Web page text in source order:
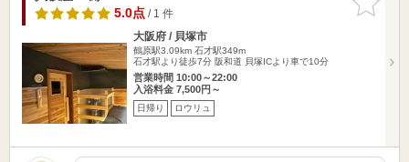
りに追加
5.0点/ 1 件
大阪府 / 貝塚市
鶴原駅3.09km 石才駅349m
石才駅より徒歩7分 阪和道 貝塚ICより車で10分
営業時間 10:00～22:00
入浴料金 7,500円～
日帰り ロウリュ